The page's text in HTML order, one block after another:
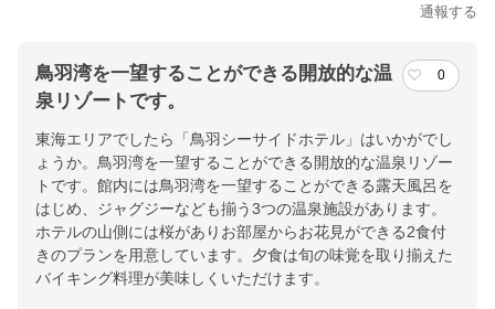
通報する
鳥羽湾を一望することができる開放的な温
泉リゾートです。
0
東海エリアでしたら「鳥羽シーサイドホテル」はいかがでし
ょうか。鳥羽湾を一望することができる開放的な温泉リゾー
トです。館内には鳥羽湾を一望することができる露天風呂を
はじめ、ジャグジーなども揃う3つの温泉施設があります。
ホテルの山側には桜がありお部屋からお花見ができる2食付
きのプランを用意しています。夕食は旬の味覚を取り揃えた
バイキング料理が美味しくいただけます。